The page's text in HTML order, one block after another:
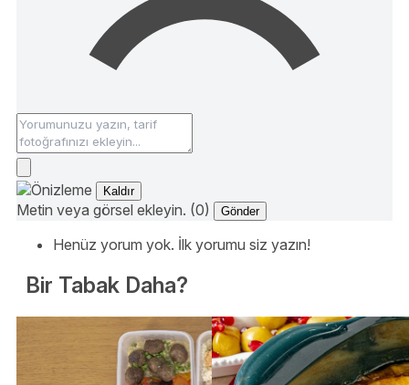
Kaldır
Metin veya görsel ekleyin. (0) Gönder
Henüz yorum yok. İlk yorumu siz yazın!
Bir Tabak Daha?